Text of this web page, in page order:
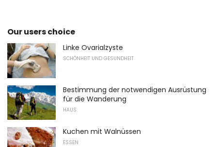
Our users choice
Linke Ovarialzyste
SCHÖNHEIT UND GESUNDHEIT
Bestimmung der notwendigen Ausrüstung
für die Wanderung
HAUS
Kuchen mit Walnüssen
ESSEN